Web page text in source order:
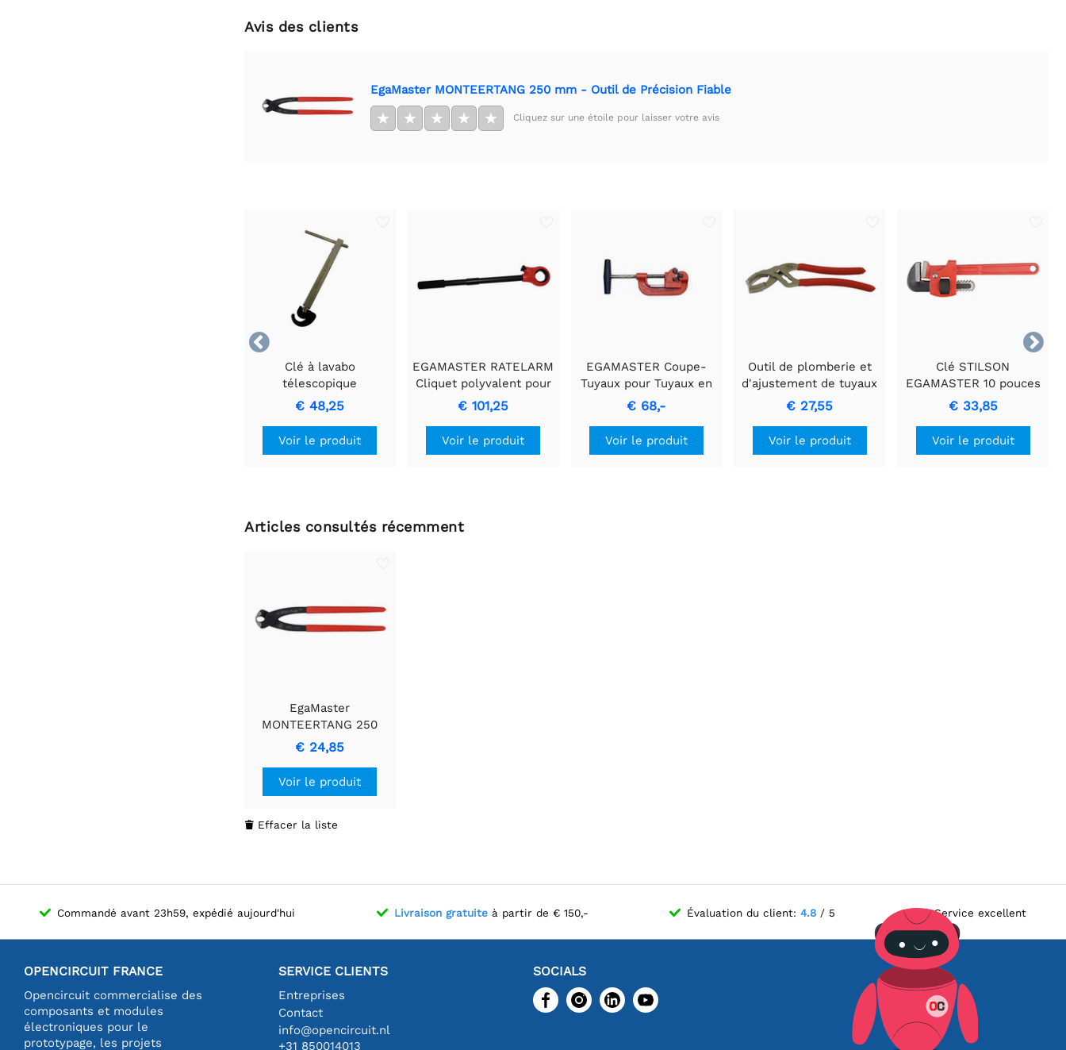
Avis des clients
EgaMaster MONTEERTANG 250 mm - Outil de Précision Fiable
★ ★ ★ ★ ★ Cliquez sur une étoile pour laisser votre avis


Clé à lavabo
télescopique
EGAMASTER - Durable
et à portée extensible
€ 48,25
Voir le produit
EGAMASTER RATELARM
Cliquet polyvalent pour
filières à tarauder
€ 101,25
Voir le produit
EGAMASTER Coupe-
Tuyaux pour Tuyaux en
Acier jusqu'à 5/4
pouces
€ 68,-
Voir le produit
Outil de plomberie et
d'ajustement de tuyaux
EGAMASTER
Sanitairtang 10"
€ 27,55
Voir le produit
Clé STILSON
EGAMASTER 10 pouces
€ 33,85
Voir le produit
Articles consultés récemment
EgaMaster
MONTEERTANG 250
mm - Outil de Précision
Fiable
€ 24,85
Voir le produit
 Effacer la liste
Commandé avant 23h59, expédié aujourd'hui Livraison gratuiteà partir de € 150,- Évaluation du client:4.8 / 5 Service excellent
OPENCIRCUIT FRANCE
Opencircuit commercialise des
composants et modules
électroniques pour le
prototypage, les projets
SERVICE CLIENTS
Entreprises
Contact
info@opencircuit.nl
+31 850014013
SOCIALS